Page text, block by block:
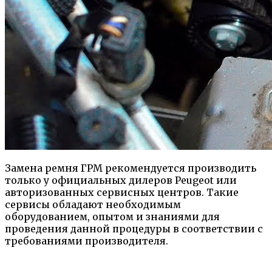
Замена ремня ГРМ рекомендуется производить
только у официальных дилеров Peugeot или
авторизованных сервисных центров. Такие
сервисы обладают необходимым
оборудованием, опытом и знаниями для
проведения данной процедуры в соответствии с
требованиями производителя.